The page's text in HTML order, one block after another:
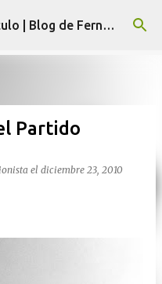
principal la situación del espectáculo | Blog de Fernando Díaz
Partido
el diciembre 23, 2010